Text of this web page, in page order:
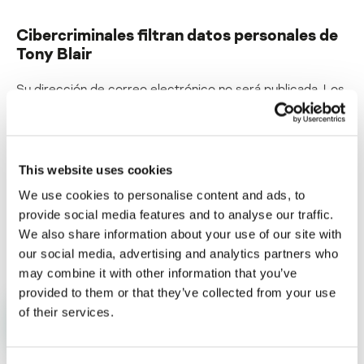
This website uses cookies
We use cookies to personalise content and ads, to
provide social media features and to analyse our traffic.
We also share information about your use of our site with
our social media, advertising and analytics partners who
may combine it with other information that you’ve
provided to them or that they’ve collected from your use
of their services.
Cibercriminales filtran datos personales de
Tony Blair
Su dirección de correo electrónico no será publicada. Los
Nombre* Correo electrónico *